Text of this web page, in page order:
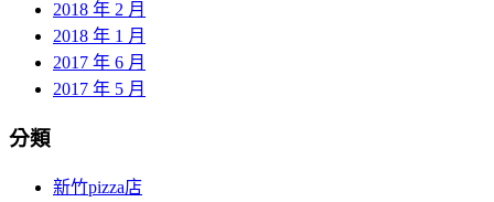
2018 年 2 月
2018 年 1 月
2017 年 6 月
2017 年 5 月
分類
新竹pizza店